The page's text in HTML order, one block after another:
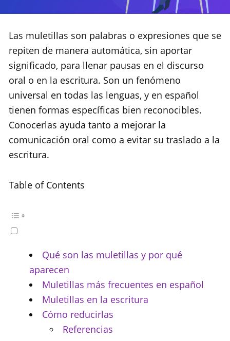
Las muletillas son palabras o expresiones que se
repiten de manera automática, sin aportar
significado, para llenar pausas en el discurso
oral o en la escritura. Son un fenómeno
universal en todas las lenguas, y en español
tienen formas específicas bien reconocibles.
Conocerlas ayuda tanto a mejorar la
comunicación oral como a evitar su traslado a la
escritura.
Table of Contents
Qué son las muletillas y por qué
aparecen
Muletillas más frecuentes en español
Muletillas en la escritura
Cómo reducirlas
Referencias